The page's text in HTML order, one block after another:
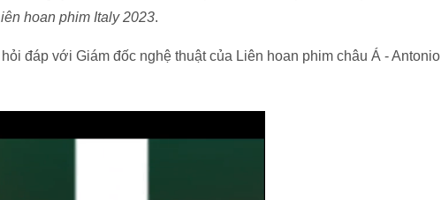
hoan phim Italy 2023.
đáp với Giám đốc nghệ thuật của Liên hoan phim châu Á - Antonio